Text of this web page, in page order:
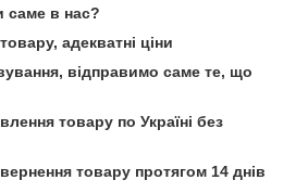
саме в нас?
адекватні ціни
відправимо саме те, що
товару по Україні без
товару протягом 14 днів